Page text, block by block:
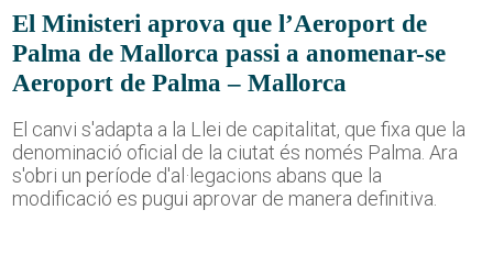
El Ministeri aprova que l’Aeroport de
Palma de Mallorca passi a anomenar-se
Aeroport de Palma – Mallorca
El canvi s'adapta a la Llei de capitalitat, que fixa que la
denominació oficial de la ciutat és només Palma. Ara
s'obri un període d'al·legacions abans que la
modificació es pugui aprovar de manera definitiva.